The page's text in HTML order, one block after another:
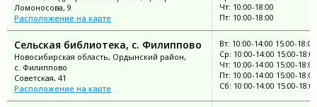
Ломоносова, 9
Расположение на карте
Чт: 10:00-18:00
Пт: 10:00-18:00
Сельская библиотека, с. Филиппово
Новосибирская область, Ордынский район,
с. Филиппово
Советская, 41
Расположение на карте
Вт: 10:00-14:00 15:00-18:00
Ср: 10:00-14:00 15:00-18:00
Чт: 10:00-14:00 15:00-18:00
Пт: 10:00-14:00 15:00-18:00
Сб: 10:00-14:00 15:00-18:00